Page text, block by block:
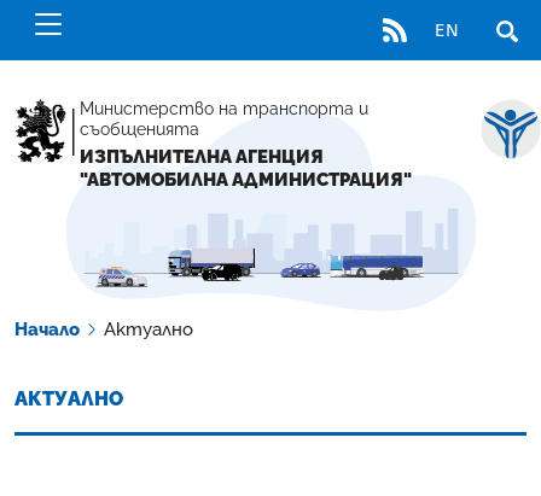
RSS EN
Министерство на транспорта и
съобщенията
ИЗПЪЛНИТЕЛНА АГЕНЦИЯ
"АВТОМОБИЛНА АДМИНИСТРАЦИЯ"
Начало Актуално
АКТУАЛНО